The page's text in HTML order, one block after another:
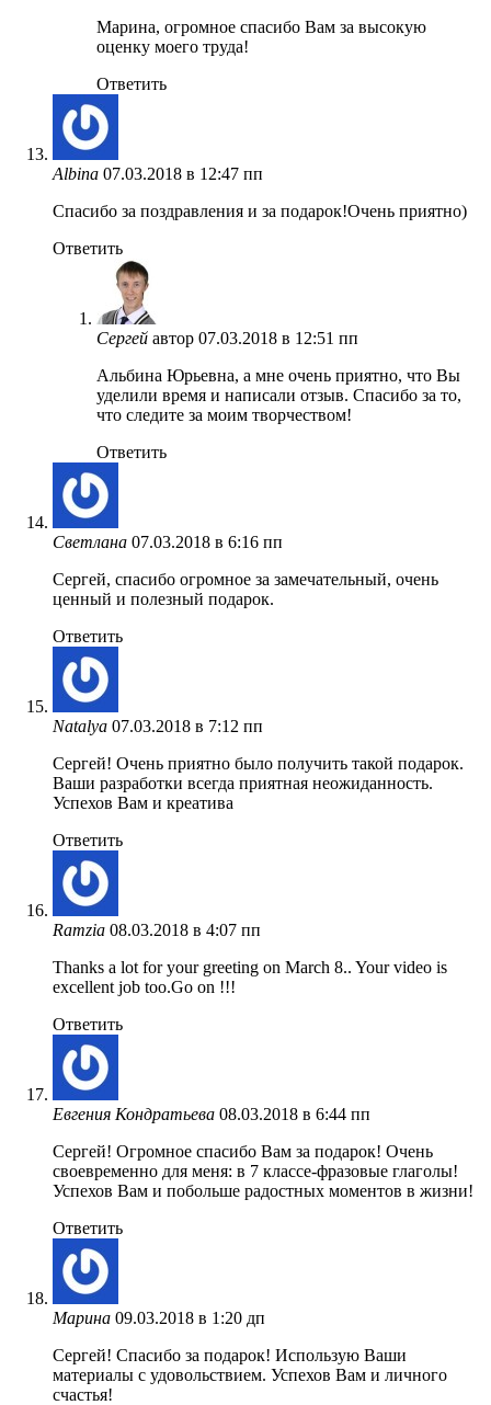
Марина, огромное спасибо Вам за высокую
оценку моего труда!
Ответить
Albina 07.03.2018 в 12:47 пп
Спасибо за поздравления и за подарок!Очень приятно)
Ответить
Сергей автор 07.03.2018 в 12:51 пп
Альбина Юрьевна, а мне очень приятно, что Вы
уделили время и написали отзыв. Спасибо за то,
что следите за моим творчеством!
Ответить
Светлана 07.03.2018 в 6:16 пп
Сергей, спасибо огромное за замечательный, очень
ценный и полезный подарок.
Ответить
Natalya 07.03.2018 в 7:12 пп
Сергей! Очень приятно было получить такой подарок.
Ваши разработки всегда приятная неожиданность.
Успехов Вам и креатива
Ответить
Ramzia 08.03.2018 в 4:07 пп
Thanks a lot for your greeting on March 8.. Your video is
excellent job too.Go on !!!
Ответить
Евгения Кондратьева 08.03.2018 в 6:44 пп
Сергей! Огромное спасибо Вам за подарок! Очень
своевременно для меня: в 7 классе-фразовые глаголы!
Успехов Вам и побольше радостных моментов в жизни!
Ответить
Марина 09.03.2018 в 1:20 дп
Сергей! Спасибо за подарок! Использую Ваши
материалы с удовольствием. Успехов Вам и личного
счастья!